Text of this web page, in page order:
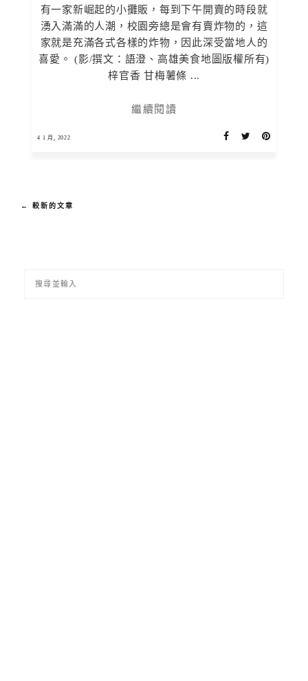
有一家新崛起的小攤販，每到下午開賣的時段就
湧入滿滿的人潮，校園旁總是會有賣炸物的，這
家就是充滿各式各樣的炸物，因此深受當地人的
喜愛。 (影/撰文：語澄、高雄美食地圖版權所有)
梓官香 甘梅薯條 ...
繼續閱讀
4 1 月, 2022
← 較新的文章